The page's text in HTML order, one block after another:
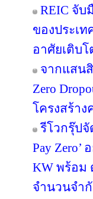
REIC จับ
ของประเ
อาศัยเติบ
จากแสน
Zero
โครงสร้า
รีโวกรุ๊ปจั
Pay
KW พร้อม
จำนวนจำ